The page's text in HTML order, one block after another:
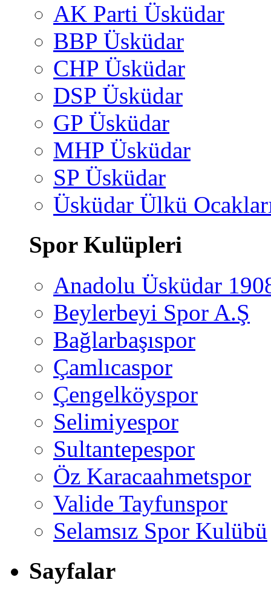
AK Parti Üsküdar
BBP Üsküdar
CHP Üsküdar
DSP Üsküdar
GP Üsküdar
MHP Üsküdar
SP Üsküdar
Üsküdar Ülkü
Spor Kulüpleri
Anadolu Üsküdar
Beylerbeyi Spor A.Ş
Bağlarbaşıspor
Çamlıcaspor
Çengelköyspor
Selimiyespor
Sultantepespor
Öz Karacaahmetspor
Valide Tayfunspor
Selamsız Spor Kulübü
Sayfalar